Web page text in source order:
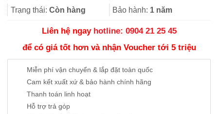
539.000₫.là:
Trạng thái: Còn hàng Bảo hành: 1 năm
Liên hệ ngay hotline: 0904 21 25 45
để có giá tốt hơn và nhận Voucher tới 5 triệu
Miễn phí vận chuyển & lắp đặt toàn quốc
Cam kết xuất xứ & bảo hành chính hãng
Thanh toán linh hoạt
Hỗ trợ trả góp